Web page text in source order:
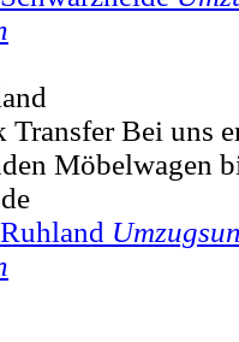
Bei uns
Möbelwagen